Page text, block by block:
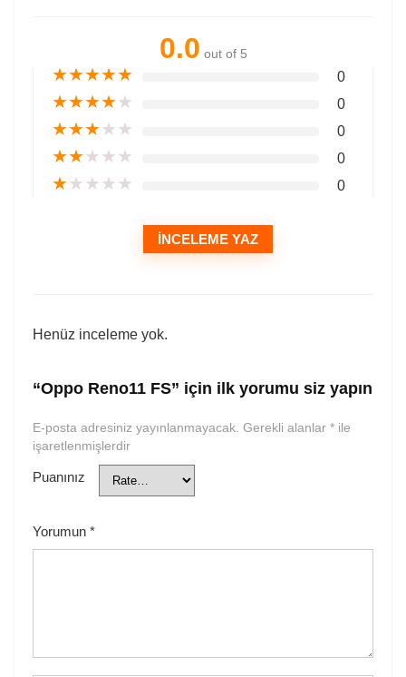
0.0 out of 5
★★★★★ 0
★★★★★ 0
★★★★★ 0
★★★★★ 0
★★★★★ 0
İNCELEME YAZ
Henüz inceleme yok.
“Oppo Reno11 FS” için ilk yorumu siz yapın
E-posta adresiniz yayınlanmayacak. Gerekli alanlar * ile
işaretlenmişlerdir
Puanınız
Yorumun *